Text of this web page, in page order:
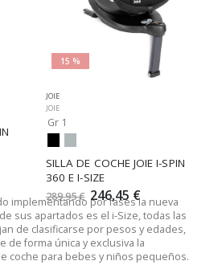
15 %
JOIE
JOIE
Gr 1
SILLA DE COCHE JOIE I-SPIN
360 E I-SIZE
289,95 € 246,45 €
implementando por fases la nueva
sus apartados es el i-Size, todas las
de clasificarse por pesos y edades,
de forma única y exclusiva la
coche para bebes y niños pequeños.